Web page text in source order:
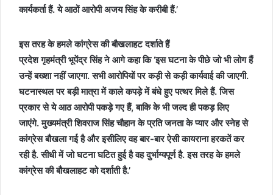
कार्यकर्ता हैं. ये आठों आरोपी अजय सिंह के करीबी हैं.’
इस तरह के हमले कांग्रेस की बौखलाहट दर्शाते हैं
प्रदेश गृहमंत्री भूपेंद्र सिंह ने आगे कहा कि ‘इस घटना के पीछे जो भी लोग हैं
उन्हें बख्शा नहीं जाएगा. सभी आरोपियों पर कड़ी से कड़ी कार्यवाई की जाएगी.
घटनास्थल पर बड़ी मात्रा में काले कपड़े में बंधे हुए पत्थर मिले हैं. जिस
प्रकार से ये आठ आरोपी पकड़े गए हैं, बाकि के भी जल्द ही पकड़ लिए
जाएंगे. मुख्यमंत्री शिवराज सिंह चौहान के प्रति जनता के प्यार और स्नेह से
कांग्रेस बौखला गई है और इसीलिए वह बार-बार ऐसी कायराना हरकतें कर
रही है. सीधी में जो घटना घटित हुई है वह दुर्भाग्यपूर्ण है. इस तरह के हमले
कांग्रेस की बौखलाहट को दर्शाती है.’